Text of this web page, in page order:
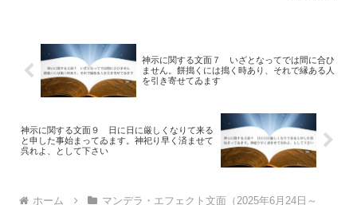
神示に関する文面７ いざとなってでは間に合ひ
ません。餅搗くには搗く時あり、それで縁ある人
を引き寄せてゐます
神示に関する文面９ 日に日に厳しくなりて来る
と申した事始まってゐます。神祀り早く済ませて
呉れよ、として下さい
ホーム マンデラ・エフェクト文面（2025年6月24日～